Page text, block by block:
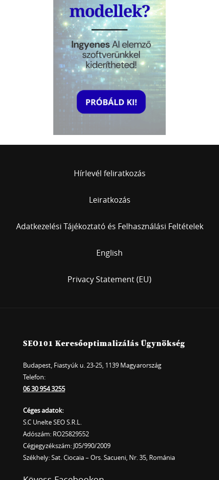
Hírlevél feliratkozás
Leiratkozás
Adatkezelési Tájékoztató és Felhasználási Feltételek
English
Privacy Statement (EU)
SEO101 Keresőoptimalizálás Ügynökség
Budapest, Fiastyúk u. 23-25, 1139 Magyarország
Telefon:
06 30 954 3255
Céges adatok:
S.C Unelte SEO S.R.L.
Adószám: RO25829552
Cégjegyzékszám: J05/990/2009
Székhely: Sat. Ciocaia – Ors. Sacueni, Nr. 35, Románia